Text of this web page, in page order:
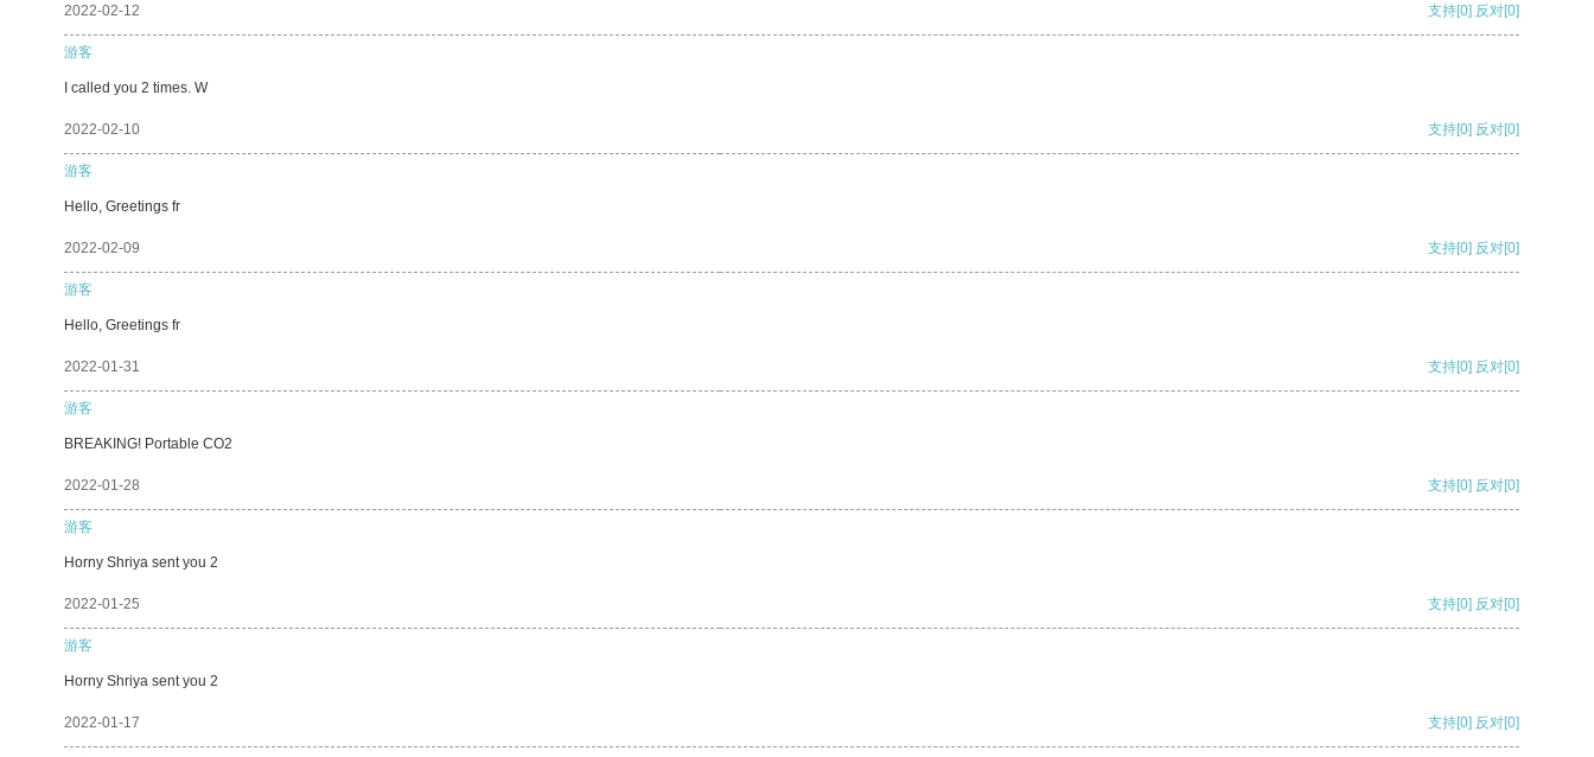
2022-02-12 支持[0] 反对[0]
游客
I called you 2 times. W
2022-02-10 支持[0] 反对[0]
游客
Hello, Greetings fr
2022-02-09 支持[0] 反对[0]
游客
Hello, Greetings fr
2022-01-31 支持[0] 反对[0]
游客
BREAKING! Portable CO2
2022-01-28 支持[0] 反对[0]
游客
Horny Shriya sent you 2
2022-01-25 支持[0] 反对[0]
游客
Horny Shriya sent you 2
2022-01-17 支持[0] 反对[0]